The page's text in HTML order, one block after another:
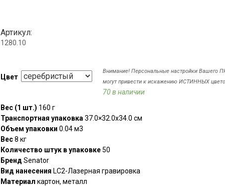
Артикул:
1280.10
Цвет
Внимание! Персональные настройки Вашего
могут привести к искажению ИСТИННЫХ
70 в наличии
Вес (1 шт.) 160 г
Транспортная упаковка 37.0×32.0x34.0 см
Объем упаковки 0.04 м3
Вес8 кг
Количество штук в упаковке50
Бренд Senator
Вид нанесения LC2-Лазерная гравировка
Материал картон, металл